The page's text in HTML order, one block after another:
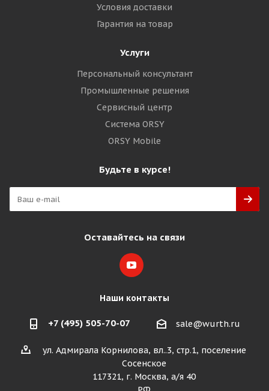
Условия доставки
Гарантия на товар
Услуги
Персональный консультант
Промышленные решения
Сервисный центр
Система ORSY
ORSY Mobile
Будьте в курсе!
Оставайтесь на связи
Наши контакты
+7 (495) 505-70-07 sale@wurth.ru
ул. Адмирала Корнилова, вл..3, стр.1, поселение
Сосенское
117321, г. Москва, а/я 40